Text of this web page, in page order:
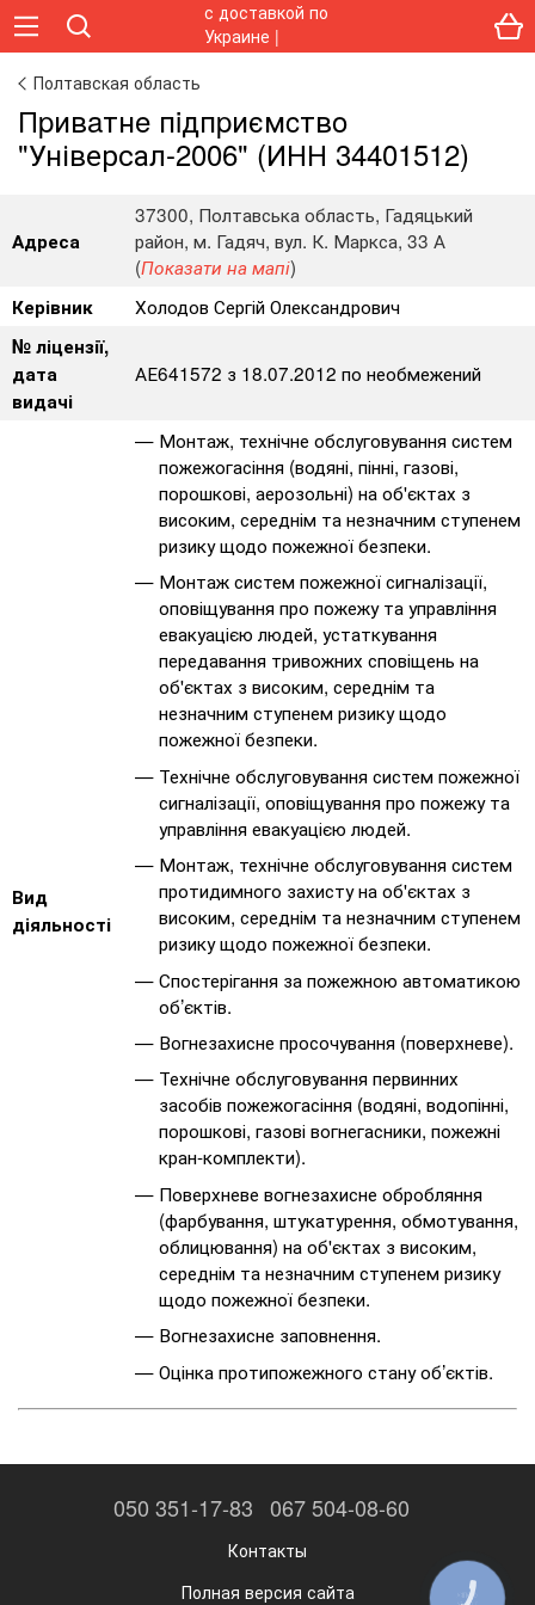
Полтавская область
Пpивaтнe пiдпpиємcтвo
"Універсал-2006" (ИНН 34401512)
Адреса
37300, Полтавська область, Гадяцький
район, м. Гадяч, вул. К. Маркса, 33 А
(Показати на мапі)
Керівник
Холодов Сергій Олександрович
№ ліцензії,
дата
видачі
АЕ641572 з 18.07.2012 по необмежений
Вид
діяльності
Монтаж, технічне обслуговування систем
пожежогасіння (водяні, пінні, газові,
порошкові, аерозольні) на об'єктах з
високим, середнім та незначним ступенем
ризику щодо пожежної безпеки.
Монтаж систем пожежної сигналізації,
оповіщування про пожежу та управління
евакуацією людей, устаткування
передавання тривожних сповіщень на
об'єктах з високим, середнім та
незначним ступенем ризику щодо
пожежної безпеки.
Технічне обслуговування систем пожежної
сигналізації, оповіщування про пожежу та
управління евакуацією людей.
Монтаж, технічне обслуговування систем
протидимного захисту на об'єктах з
високим, середнім та незначним ступенем
ризику щодо пожежної безпеки.
Спостерігання за пожежною автоматикою
об’єктів.
Вогнезахисне просочування (поверхневе).
Технічне обслуговування первинних
засобів пожежогасіння (водяні, водопінні,
порошкові, газові вогнегасники, пожежні
кран-комплекти).
Поверхневе вогнезахисне обробляння
(фарбування, штукатурення, обмотування,
облицювання) на об'єктах з високим,
середнім та незначним ступенем ризику
щодо пожежної безпеки.
Вогнезахисне заповнення.
Оцінка протипожежного стану об’єктів.
050 351-17-83 067 504-08-60
Контакты
Полная версия сайта
КНОПКА
ЗВ'ЯЗКУ